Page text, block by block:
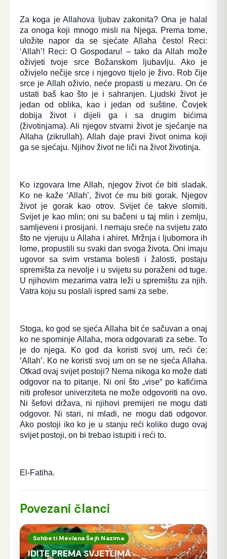
Za koga je Allahova ljubav zakonita? Ona je halal
za onoga koji mnogo misli na Njega. Prema tome,
uložite napor da se sjećate Allaha često! Reci:
‘Allah’! Reci: O Gospodaru! – tako da Allah može
oživjeti tvoje srce Božanskom ljubavlju. Ako je
oživjelo nečije srce i njegovo tijelo je živo. Rob čije
srce je Allah oživio, neće propasti u mezaru. On će
ustati baš kao što je i sahranjen. Ljudski život je
jedan od oblika, kao i jedan od suštine. Čovjek
dobija život i dijeli ga i sa drugim bićima
(životinjama). Ali njegov stvarni život je sjećanje na
Allaha (zikrullah). Allah daje pravi život onima koji
ga se sjećaju. Njihov život ne liči na život životinja.
Ko izgovara Ime Allah, njegov život će biti sladak.
Ko ne kaže ‘Allah’, život će mu biti gorak. Njegov
život je gorak kao otrov. Svijet će takve slomiti.
Svijet je kao mlin; oni su bačeni u taj mlin i zemlju,
samljeveni i prosijani. I nemaju sreće na svijetu zato
što ne vjeruju u Allaha i ahiret. Mržnja i ljubomora ih
lome, propustili su svaki dan svoga života. Oni imaju
ugovor sa svim vrstama bolesti i žalosti, postaju
spremišta za nevolje i u svijetu su poraženi od tuge.
U njihovim mezarima vatra leži u spremištu za njih.
Vatra koju su poslali ispred sami za sebe.
Stoga, ko god se sjeća Allaha bit će sačuvan a onaj
ko ne spominje Allaha, mora odgovarati za sebe. To
je do njega. Ko god da koristi svoj um, reći će:
‘Allah’. Ko ne koristi svoj ​​um on se ne sjeća Allaha.
Otkad ovaj svijet postoji? Nema nikoga ko može dati
odgovor na to pitanje. Ni oni što „vise“ po kafićima
niti profesor univerziteta ne može odgovoriti na ovo.
Ni šefovi država, ni njihovi premijeri ne mogu dati
odgovor. Ni stari, ni mladi, ne mogu dati odgovor.
Ako postoji iko ko je u stanju reći koliko dugo ovaj
svijet postoji, on bi trebao istupiti i reći to.
El-Fatiha.
Povezani članci
Sohbeti Mevlana Šejh Nazima
IDITE PREMA SVJETLIMA